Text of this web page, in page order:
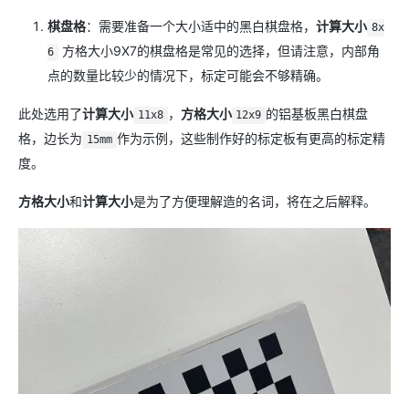
棋盘格：需要准备一个大小适中的黑白棋盘格， 计算大小 8x
6
方格大小9X7的棋盘格是常见的选择，但请注意，内部角
点的数量比较少的情况下，标定可能会不够精确。
此处选用了计算大小 11x8 ， 方格大小 12x9 的铝基板黑白棋盘
格，边长为 15mm 作为示例，这些制作好的标定板有更高的标定精
度。
方格大小和计算大小是为了方便理解造的名词，将在之后解释。